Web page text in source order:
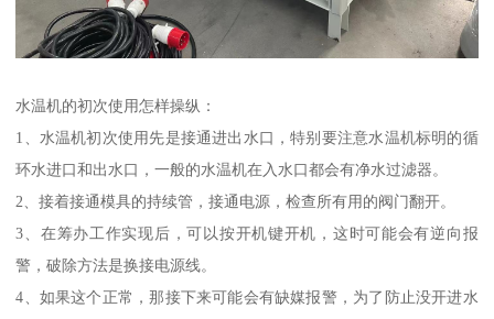
水温机的初次使用怎样操纵：
1、水温机初次使用先是接通进出水口，特别要注意水温机标明的循
环水进口和出水口，一般的水温机在入水口都会有净水过滤器。
2、接着接通模具的持续管，接通电源，检查所有用的阀门翻开。
3、在筹办工作实现后，可以按开机键开机，这时可能会有逆向报
警，破除方法是换接电源线。
4、如果这个正常，那接下来可能会有缺媒报警，为了防止没开进水